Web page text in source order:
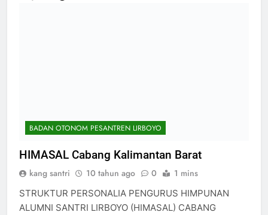
BADAN OTONOM PESANTREN LIRBOYO
HIMASAL Cabang Kalimantan Barat
kang santri 10 tahun ago 0 1 mins
STRUKTUR PERSONALIA PENGURUS HIMPUNAN
ALUMNI SANTRI LIRBOYO (HIMASAL) CABANG